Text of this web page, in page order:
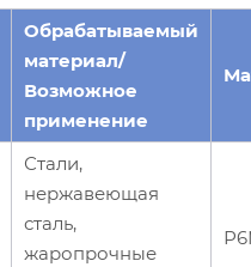
Обрабатываемый
материал/
Возможное
применение
Стали,
нержавеющая
сталь,
жаропрочные